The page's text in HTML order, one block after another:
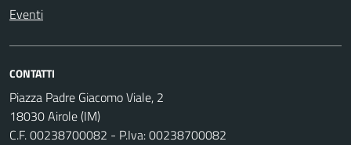
Eventi
CONTATTI
Piazza Padre Giacomo Viale, 2
18030 Airole (IM)
C.F. 00238700082 - P.Iva: 00238700082